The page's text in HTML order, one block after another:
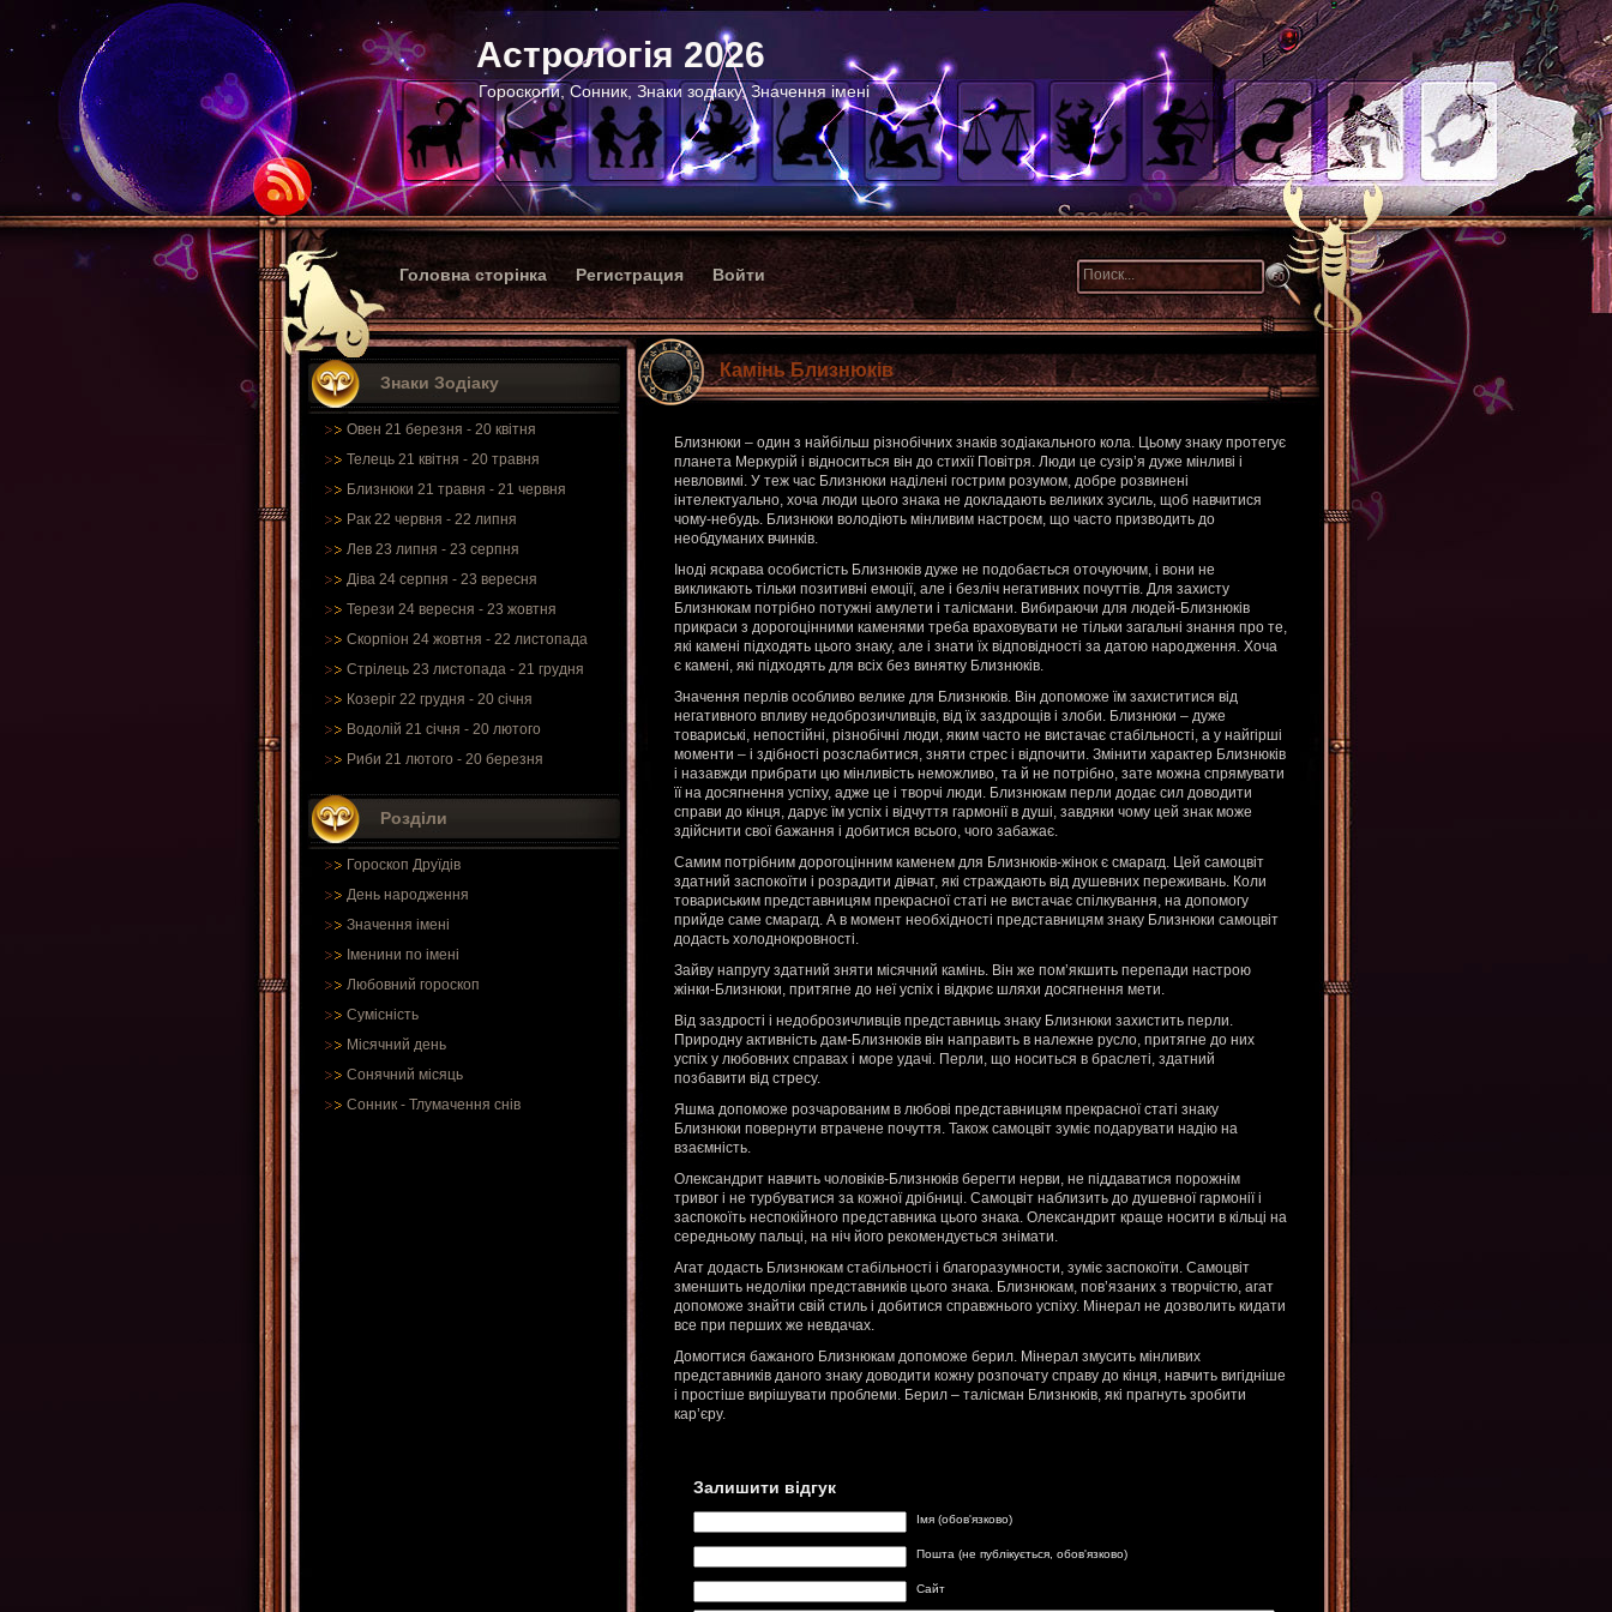
Астрологія 2026
Гороскопи, Сонник, Знаки зодіаку, Значення імені
Головна сторінка Регистрация Войти
Знаки Зодіаку
Овен 21 березня - 20 квітня
Телець 21 квітня - 20 травня
Близнюки 21 травня - 21 червня
Рак 22 червня - 22 липня
Лев 23 липня - 23 серпня
Діва 24 серпня - 23 вересня
Терези 24 вересня - 23 жовтня
Скорпіон 24 жовтня - 22 листопада
Стрілець 23 листопада - 21 грудня
Козеріг 22 грудня - 20 січня
Водолій 21 січня - 20 лютого
Риби 21 лютого - 20 березня
Розділи
Гороскоп Друїдів
День народження
Значення імені
Іменини по імені
Любовний гороскоп
Сумісність
Місячний день
Сонячний місяць
Сонник - Тлумачення снів
Камінь Близнюків
Близнюки – один з найбільш різнобічних знаків зодіакального кола. Цьому знаку протегує
планета Меркурій і відноситься він до стихії Повітря. Люди це сузір’я дуже мінливі і
невловимі. У теж час Близнюки наділені гострим розумом, добре розвинені
інтелектуально, хоча люди цього знака не докладають великих зусиль, щоб навчитися
чому-небудь. Близнюки володіють мінливим настроєм, що часто призводить до
необдуманих вчинків.
Іноді яскрава особистість Близнюків дуже не подобається оточуючим, і вони не
викликають тільки позитивні емоції, але і безліч негативних почуттів. Для захисту
Близнюкам потрібно потужні амулети і талісмани. Вибираючи для людей-Близнюків
прикраси з дорогоцінними каменями треба враховувати не тільки загальні знання про те,
які камені підходять цього знаку, але і знати їх відповідності за датою народження. Хоча
є камені, які підходять для всіх без винятку Близнюків.
Значення перлів особливо велике для Близнюків. Він допоможе їм захиститися від
негативного впливу недоброзичливців, від їх заздрощів і злоби. Близнюки – дуже
товариські, непостійні, різнобічні люди, яким часто не вистачає стабільності, а у найгірші
моменти – і здібності розслабитися, зняти стрес і відпочити. Змінити характер Близнюків
і назавжди прибрати цю мінливість неможливо, та й не потрібно, зате можна спрямувати
її на досягнення успіху, адже це і творчі люди. Близнюкам перли додає сил доводити
справи до кінця, дарує їм успіх і відчуття гармонії в душі, завдяки чому цей знак може
здійснити свої бажання і добитися всього, чого забажає.
Самим потрібним дорогоцінним каменем для Близнюків-жінок є смарагд. Цей самоцвіт
здатний заспокоїти і розрадити дівчат, які страждають від душевних переживань. Коли
товариським представницям прекрасної статі не вистачає спілкування, на допомогу
прийде саме смарагд. А в момент необхідності представницям знаку Близнюки самоцвіт
додасть холоднокровності.
Зайву напругу здатний зняти місячний камінь. Він же пом’якшить перепади настрою
жінки-Близнюки, притягне до неї успіх і відкриє шляхи досягнення мети.
Від заздрості і недоброзичливців представниць знаку Близнюки захистить перли.
Природну активність дам-Близнюків він направить в належне русло, притягне до них
успіх у любовних справах і море удачі. Перли, що носиться в браслеті, здатний
позбавити від стресу.
Яшма допоможе розчарованим в любові представницям прекрасної статі знаку
Близнюки повернути втрачене почуття. Також самоцвіт зуміє подарувати надію на
взаємність.
Олександрит навчить чоловіків-Близнюків берегти нерви, не піддаватися порожнім
тривог і не турбуватися за кожної дрібниці. Самоцвіт наблизить до душевної гармонії і
заспокоїть неспокійного представника цього знака. Олександрит краще носити в кільці на
середньому пальці, на ніч його рекомендується знімати.
Агат додасть Близнюкам стабільності і благоразумности, зуміє заспокоїти. Самоцвіт
зменшить недоліки представників цього знака. Близнюкам, пов’язаних з творчістю, агат
допоможе знайти свій стиль і добитися справжнього успіху. Мінерал не дозволить кидати
все при перших же невдачах.
Домогтися бажаного Близнюкам допоможе берил. Мінерал змусить мінливих
представників даного знаку доводити кожну розпочату справу до кінця, навчить вигідніше
і простіше вирішувати проблеми. Берил – талісман Близнюків, які прагнуть зробити
кар’єру.
Залишити відгук
Імя (обов'язково)
Пошта (не публікується, обов'язково)
Сайт